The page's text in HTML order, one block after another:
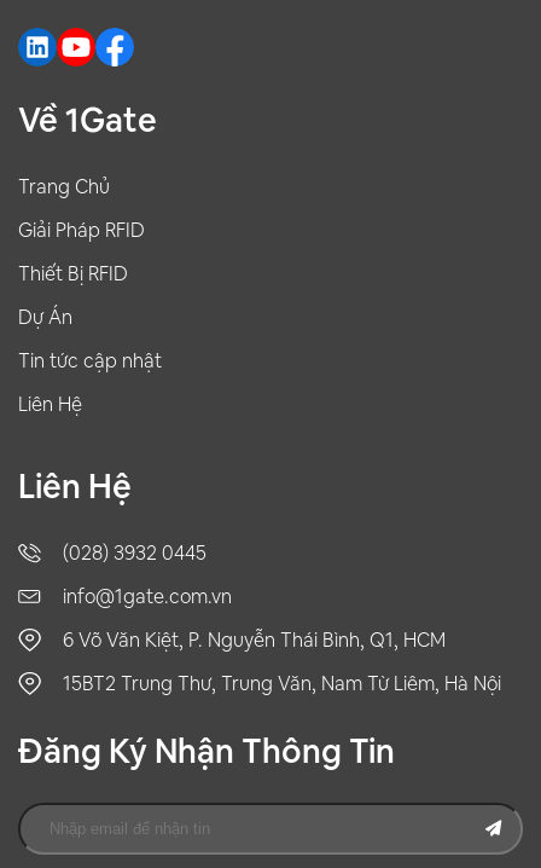
Về 1Gate
Trang Chủ
Giải Pháp RFID
Thiết Bị RFID
Dự Án
Tin tức cập nhật
Liên Hệ
Liên Hệ
(028) 3932 0445
info@1gate.com.vn
6 Võ Văn Kiệt, P. Nguyễn Thái Bình, Q1, HCM
15BT2 Trung Thư, Trung Văn, Nam Từ Liêm, Hà Nội
Đăng Ký Nhận Thông Tin